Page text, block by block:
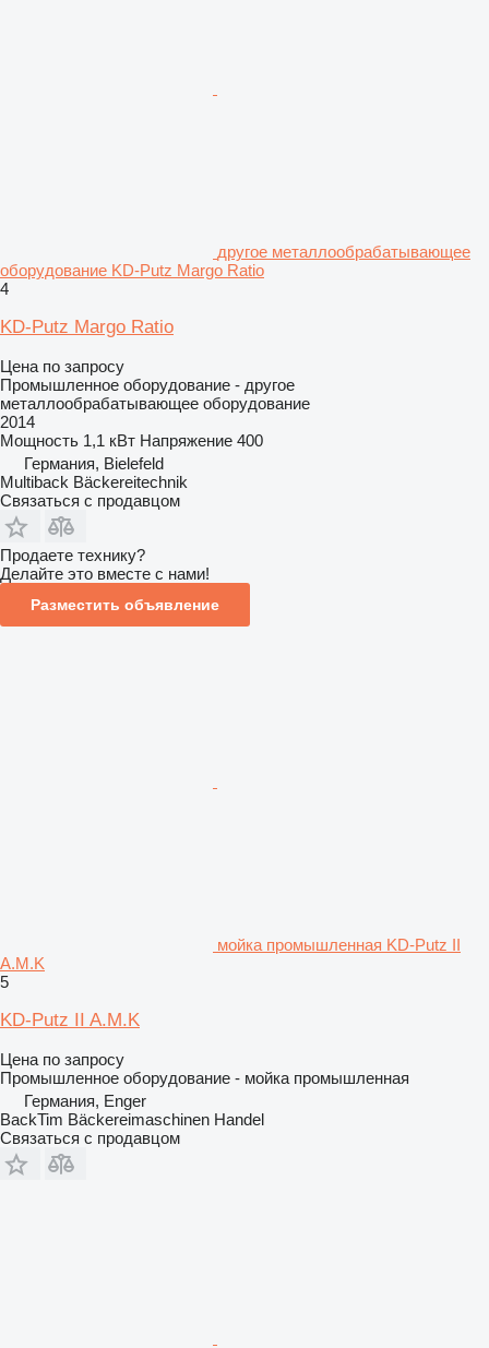
другое металлообрабатывающее
оборудование KD-Putz Margo Ratio
4
KD-Putz Margo Ratio
Цена по запросу
Промышленное оборудование - другое
металлообрабатывающее оборудование
2014
Мощность 1,1 кВт Напряжение 400
Германия, Bielefeld
Multiback Bäckereitechnik
Связаться с продавцом
Продаете технику?
Делайте это вместе с нами!
Разместить объявление
мойка промышленная KD-Putz II
A.M.K
5
KD-Putz II A.M.K
Цена по запросу
Промышленное оборудование - мойка промышленная
Германия, Enger
BackTim Bäckereimaschinen Handel
Связаться с продавцом